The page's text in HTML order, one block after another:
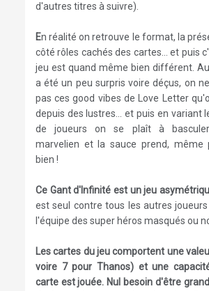
d'autres titres à suivre).
En réalité on retrouve le format, la
côté rôles cachés des cartes... et puis
jeu est quand même bien différent.
a été un peu surpris voire déçus, on
pas ces good vibes de Love Letter
depuis des lustres... et puis en variant
de joueurs on se plaît à
marvelien et la sauce prend, même
bien !
Ce Gant d'Infinité est un jeu
est seul contre tous les autres
l'équipe des super héros masqués ou
Les cartes du jeu comportent une
voire 7 pour Thanos) et une
carte est jouée. Nul besoin d'être